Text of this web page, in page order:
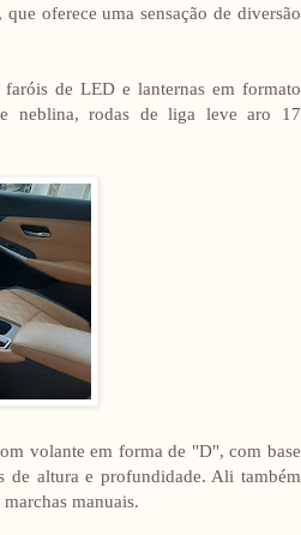
oferece uma sensação de diversão
de LED e lanternas em formato
neblina, rodas de liga leve aro 17
volante em forma de "D", com base
de altura e profundidade. Ali também
manuais.